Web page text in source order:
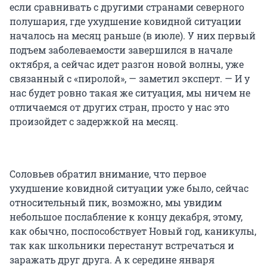
если сравнивать с другими странами северного
полушария, где ухудшение ковидной ситуации
началось на месяц раньше (в июле). У них первый
подъем заболеваемости завершился в начале
октября, а сейчас идет разгон новой волны, уже
связанный с «пиролой», — заметил эксперт. — И у
нас будет ровно такая же ситуация, мы ничем не
отличаемся от других стран, просто у нас это
произойдет с задержкой на месяц.
Соловьев обратил внимание, что первое
ухудшение ковидной ситуации уже было, сейчас
относительный пик, возможно, мы увидим
небольшое послабление к концу декабря, этому,
как обычно, поспособствует Новый год, каникулы,
так как школьники перестанут встречаться и
заражать друг друга. А к середине января